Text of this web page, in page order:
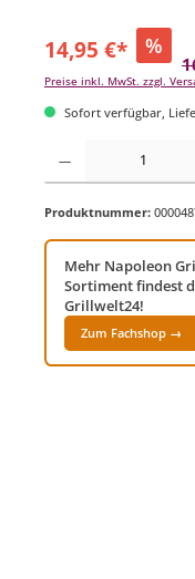
14,95 €* %
Preise inkl. MwSt. zzgl.
Sofort verfügbar,
Produkt Anzahl: Gib den
Produktnummer:
Mehr Napoleon
Sortiment findest
Grillwelt24!
Zum Fachshop →